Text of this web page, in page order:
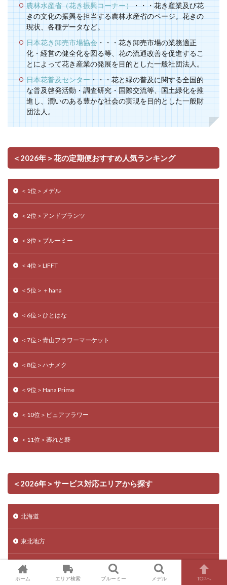
農林水産省（花き振興コーナー）・・・花き産業及び花
きの文化の振興を担当する農林水産省のページ。花きの
現状、各種データなど。
日本花き卸売市場協会・・・花き卸売市場の業務適正
化・経営の健全化を図る等、花の流通改善を促進するこ
とによって花き産業の発展を目的とした一般社団法人。
日本花普及センター・・・花と緑の普及に関する全国的
な普及啓発活動・調査研究・国際交流等、国土緑化を推
進し、潤いのある豊かな社会の実現を目的とした一般財
団法人。
＜2026年＞花の定期便おすすめ人気ランキング
＜1位＞メデル
＜2位＞アンドプランツ
＜3位＞ブルーミー
＜4位＞LIFFT
＜5位＞＋hana
＜6位＞ひとはな
＜7位＞青山フラワーマーケット
＜8位＞ハナメク
＜9位＞Hana Prime
＜10位＞ピュアフラワー
＜11位＞霽れと褻
＜2026年＞サービス対応エリアから探す
北海道
東北地方
関東地方
ホーム エリア検索 ブルーミー メデル TOPへ